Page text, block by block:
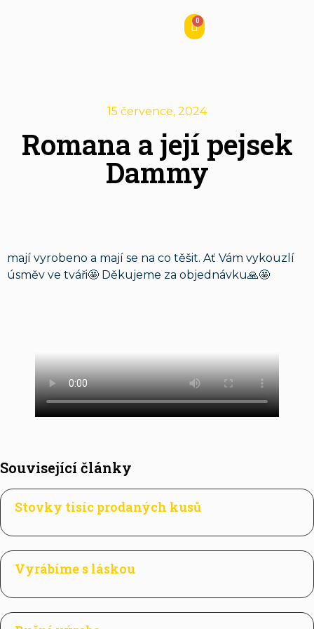
15 července, 2024
Romana a její pejsek
Dammy
mají vyrobeno a mají se na co těšit. Ať Vám vykouzlí
úsměv ve tváři🤩 Děkujeme za objednávku🙏🤩
Související články
Stovky tisíc prodaných kusů
Vyrábíme s láskou